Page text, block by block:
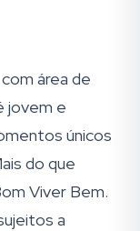
área de
jovem e
únicos
do que
Viver Bem.
a